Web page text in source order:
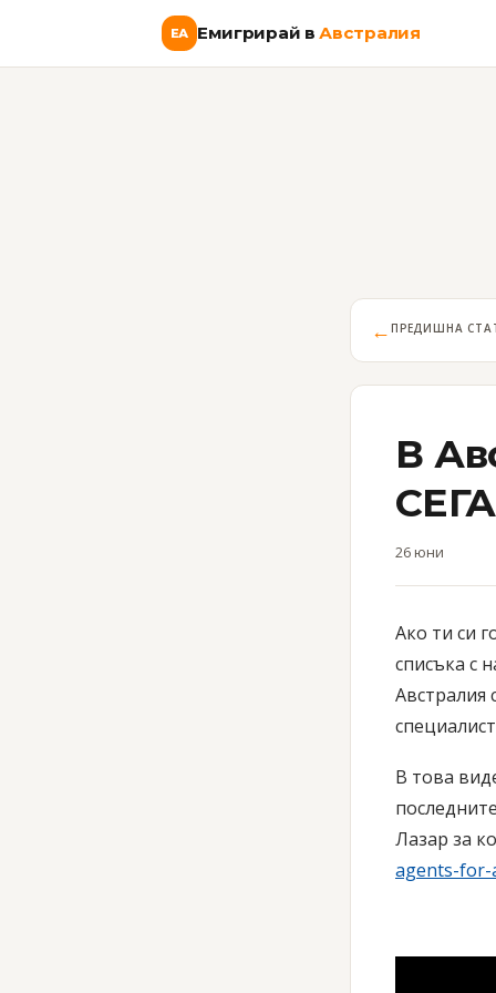
ЕА Емигрирай вАвстралия
← ПРЕДИШНА
В
26 юни
Ако ти си
списъка с
Австралия
В това
Лазар за
agents-for-